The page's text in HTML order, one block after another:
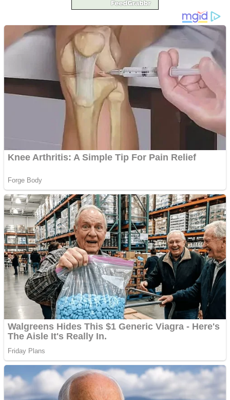
Împrumut si investitii
Ofera def între special
Vând domeniu+website
de publicitate de tip
Pastorul Liviu Radu a
trecut la Domnul
Anchetă incendiară la
Gherla, polițist acuzat de
abuz în serviciu